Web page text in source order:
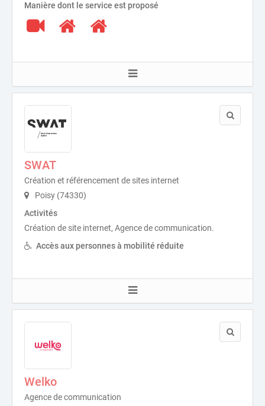
Manière dont le service est proposé
SWAT
Création et référencement de sites internet
Poisy (74330)
Activités
Création de site internet, Agence de communication.
Accès aux personnes à mobilité réduite
Welko
Agence de communication